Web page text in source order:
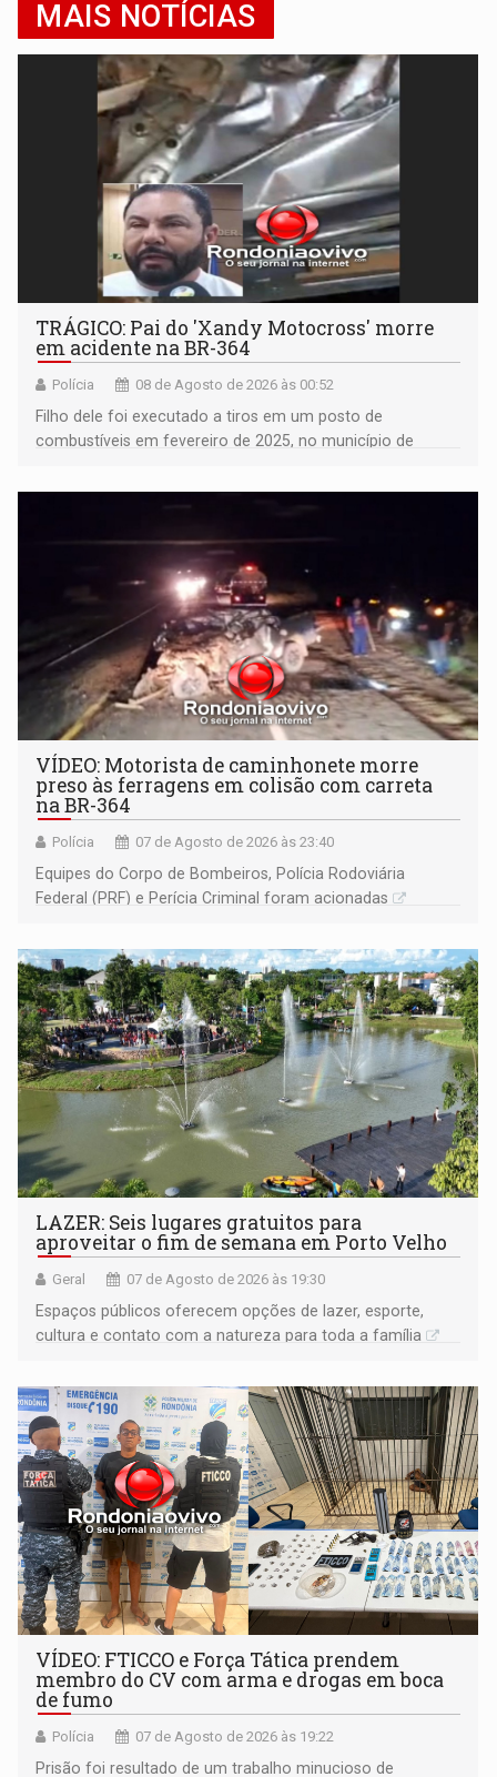
MAIS NOTÍCIAS
TRÁGICO: Pai do 'Xandy Motocross' morre
em acidente na BR-364
Polícia 08 de Agosto de 2026 às 00:52
Filho dele foi executado a tiros em um posto de
combustíveis em fevereiro de 2025, no município de
VÍDEO: Motorista de caminhonete morre
preso às ferragens em colisão com carreta
na BR-364
Polícia 07 de Agosto de 2026 às 23:40
Equipes do Corpo de Bombeiros, Polícia Rodoviária
Federal (PRF) e Perícia Criminal foram acionadas
LAZER: Seis lugares gratuitos para
aproveitar o fim de semana em Porto Velho
Geral 07 de Agosto de 2026 às 19:30
Espaços públicos oferecem opções de lazer, esporte,
cultura e contato com a natureza para toda a família
VÍDEO: FTICCO e Força Tática prendem
membro do CV com arma e drogas em boca
de fumo
Polícia 07 de Agosto de 2026 às 19:22
Prisão foi resultado de um trabalho minucioso de